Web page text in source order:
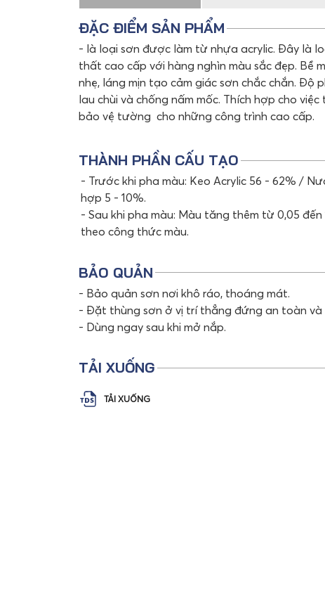
ĐẶC ĐIỂM SẢN PHẨM
- là loại sơn được làm từ nhựa acrylic. Đây là
thất cao cấp với hàng nghìn màu sắc đẹp. Bề
nhẹ, láng mịn tạo cảm giác sơn chắc chắn. Độ
lau chùi và chống nấm mốc. Thích hợp cho việc
bảo vệ tường cho những công trình cao cấp.
THÀNH PHẦN CẤU TẠO
- Trước khi pha màu: Keo Acrylic 56 - 62% /
hợp 5 - 10%.
- Sau khi pha màu: Màu tăng thêm từ 0,05
theo công thức màu.
BẢO QUẢN
- Bảo quản sơn nơi khô ráo, thoáng mát.
- Đặt thùng sơn ở vị trí thẳng đứng an toàn và
- Dùng ngay sau khi mở nắp.
TẢI XUỐNG
TẢI XUỐNG